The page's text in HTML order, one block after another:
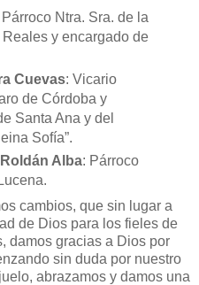
Ntra. Sra. de la
y encargado de
Cuevas: Vicario
de Córdoba y
Santa Ana y del
Sofía”.
Alba: Párroco
cambios, que sin lugar a
de Dios para los fieles de
damos gracias a Dios por
sin duda por nuestro
abrazamos y damos una